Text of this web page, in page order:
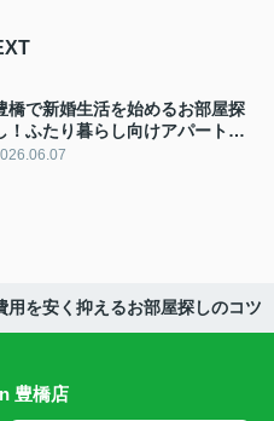
橋で新婚生活を始めるお部屋探
！ふたり暮らし向けアパートの
場と失敗しない選び方
を安く抑えるお部屋探しのコツ
豊橋店